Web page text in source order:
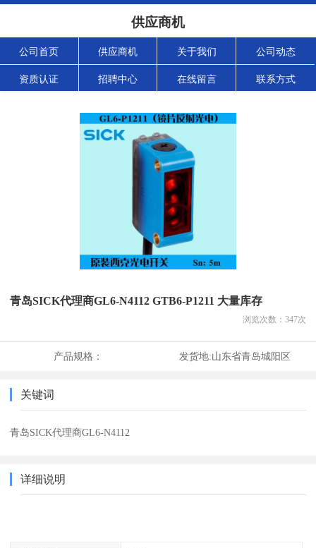
供应商机
公司首页 供应商机 关于我们 公司动态
资质认证 招聘中心 在线留言 联系方式
青岛SICK代理商GL6-N4112 GTB6-P1211 大量库存
浏览次数： 347次
产品规格： 发货地:山东省青岛城阳区
关键词
青岛SICK代理商GL6-N4112
详细说明